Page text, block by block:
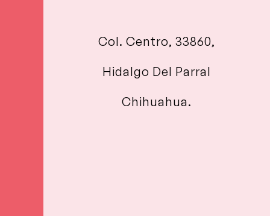
Col. Centro, 33860,
Hidalgo Del Parral
Chihuahua.